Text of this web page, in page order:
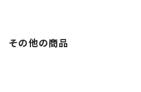
その他の商品